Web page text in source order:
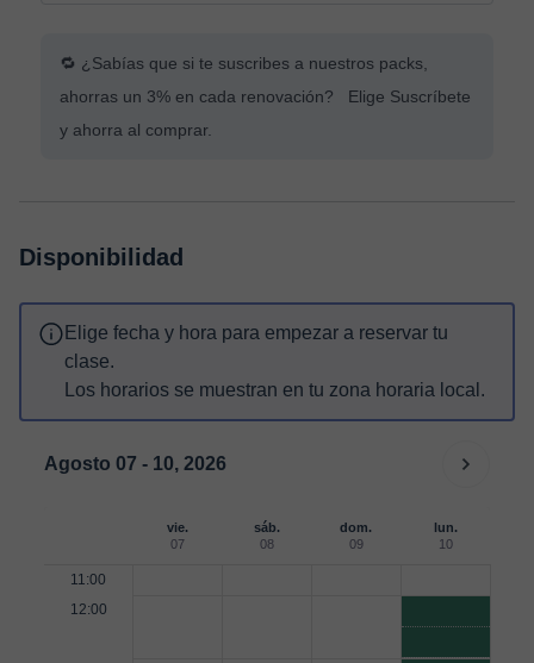
🔁 ¿Sabías que si te suscribes a nuestros packs,
ahorras un 3% en cada renovación? Elige Suscríbete
y ahorra al comprar.
Disponibilidad
Elige fecha y hora para empezar a reservar tu
clase.
Los horarios se muestran en tu zona horaria local.
Agosto 07 - 10, 2026
vie.
07
sáb.
08
dom.
09
lun.
10
11:00
12:00